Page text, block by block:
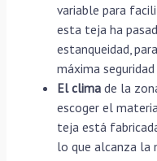
variable para
esta teja ha
estanqueidad,
máxima
El clima de la
escoger el
teja está
lo que alcanza la